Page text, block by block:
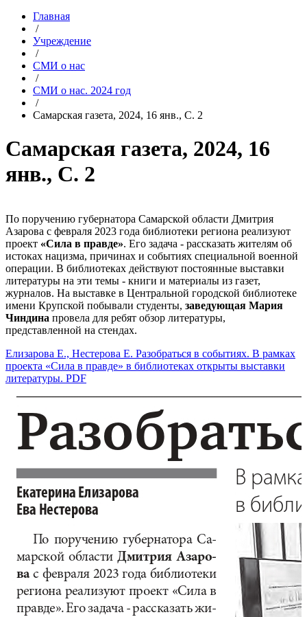
Главная
/
Учреждение
/
СМИ о нас
/
СМИ о нас. 2024 год
/
Самарская газета, 2024, 16 янв., С. 2
Самарская газета, 2024, 16
янв., С. 2
По поручению губернатора Самарской области Дмитрия
Азарова с февраля 2023 года библиотеки региона реализуют
проект «Сила в правде». Его задача - рассказать жителям об
истоках нацизма, причинах и событиях специальной военной
операции. В библиотеках действуют постоянные выставки
литературы на эти темы - книги и материалы из газет,
журналов. На выставке в Центральной городской библиотеке
имени Крупской побывали студенты, заведующая Мария
Чиндина провела для ребят обзор литературы,
представленной на стендах.
Елизарова Е., Нестерова Е. Разобраться в событиях. В рамках
проекта «Сила в правде» в библиотеках открыты выставки
литературы. PDF